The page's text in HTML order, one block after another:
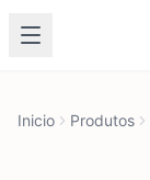
Inicio Produtos